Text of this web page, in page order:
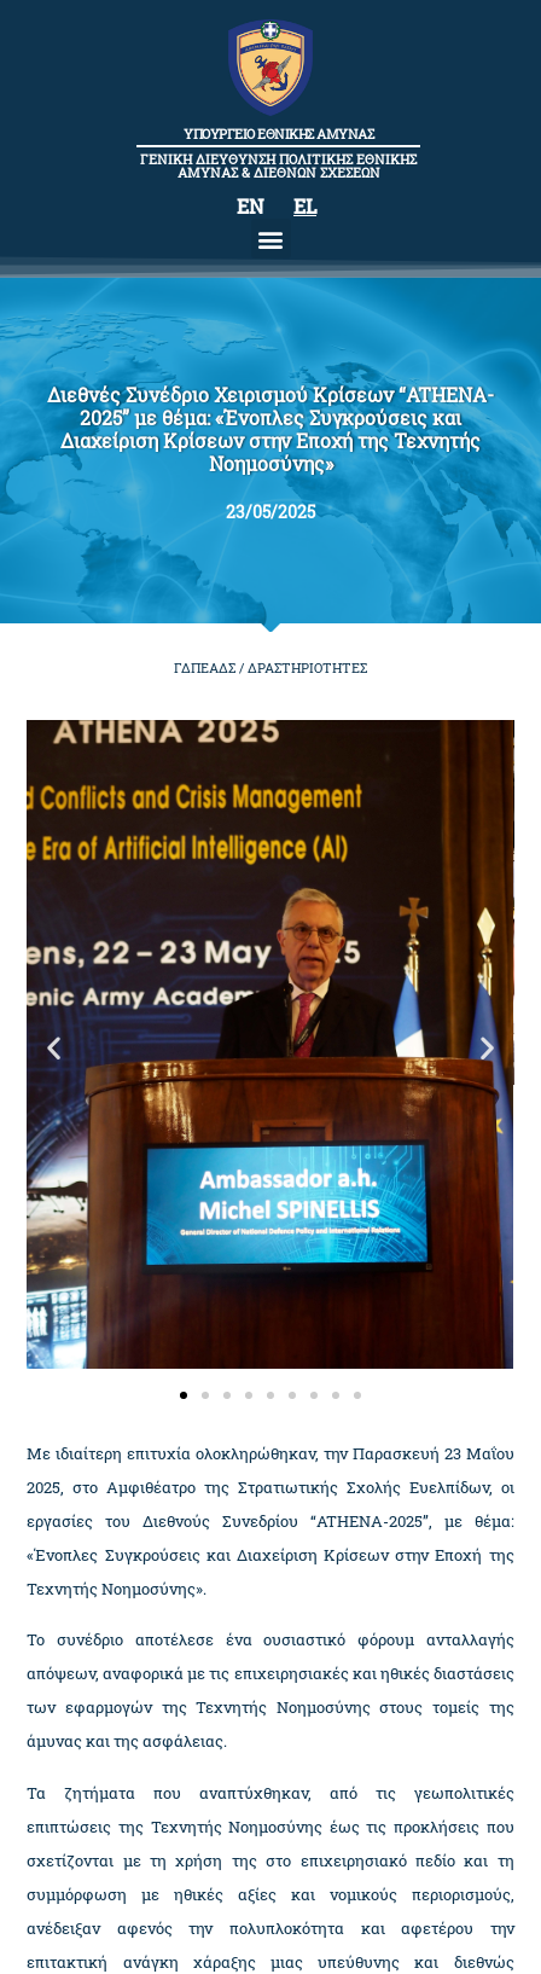
ΥΠΟΥΡΓΕΙΟ ΕΘΝΙΚΗΣ ΑΜΥΝΑΣ
ΓΕΝΙΚΗ ΔΙΕΥΘΥΝΣΗ ΠΟΛΙΤΙΚΗΣ ΕΘΝΙΚΗΣ
ΑΜΥΝΑΣ & ΔΙΕΘΝΩΝ ΣΧΕΣΕΩΝ
EN EL
Διεθνές Συνέδριο Χειρισμού Κρίσεων “ATHENA-
2025” με θέμα: «Ένοπλες Συγκρούσεις και
Διαχείριση Κρίσεων στην Εποχή της Τεχνητής
Νοημοσύνης»
23/05/2025
ΓΔΠΕΑΔΣ / ΔΡΑΣΤΗΡΙΟΤΗΤΕΣ
Με ιδιαίτερη επιτυχία ολοκληρώθηκαν, την Παρασκευή 23 Μαΐου
2025, στο Αμφιθέατρο της Στρατιωτικής Σχολής Ευελπίδων, οι
εργασίες του Διεθνούς Συνεδρίου “ATHENA-2025”, με θέμα:
«Ένοπλες Συγκρούσεις και Διαχείριση Κρίσεων στην Εποχή της
Τεχνητής Νοημοσύνης».
Το συνέδριο αποτέλεσε ένα ουσιαστικό φόρουμ ανταλλαγής
απόψεων, αναφορικά με τις επιχειρησιακές και ηθικές διαστάσεις
των εφαρμογών της Τεχνητής Νοημοσύνης στους τομείς της
άμυνας και της ασφάλειας.
Τα ζητήματα που αναπτύχθηκαν, από τις γεωπολιτικές
επιπτώσεις της Τεχνητής Νοημοσύνης έως τις προκλήσεις που
σχετίζονται με τη χρήση της στο επιχειρησιακό πεδίο και τη
συμμόρφωση με ηθικές αξίες και νομικούς περιορισμούς,
ανέδειξαν αφενός την πολυπλοκότητα και αφετέρου την
επιτακτική ανάγκη χάραξης μιας υπεύθυνης και διεθνώς